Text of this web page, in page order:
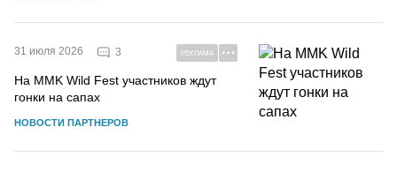
31 июля 2026 3 РЕКЛАМА
На MMK Wild Fest участников ждут
гонки на сапах
НОВОСТИ ПАРТНЕРОВ